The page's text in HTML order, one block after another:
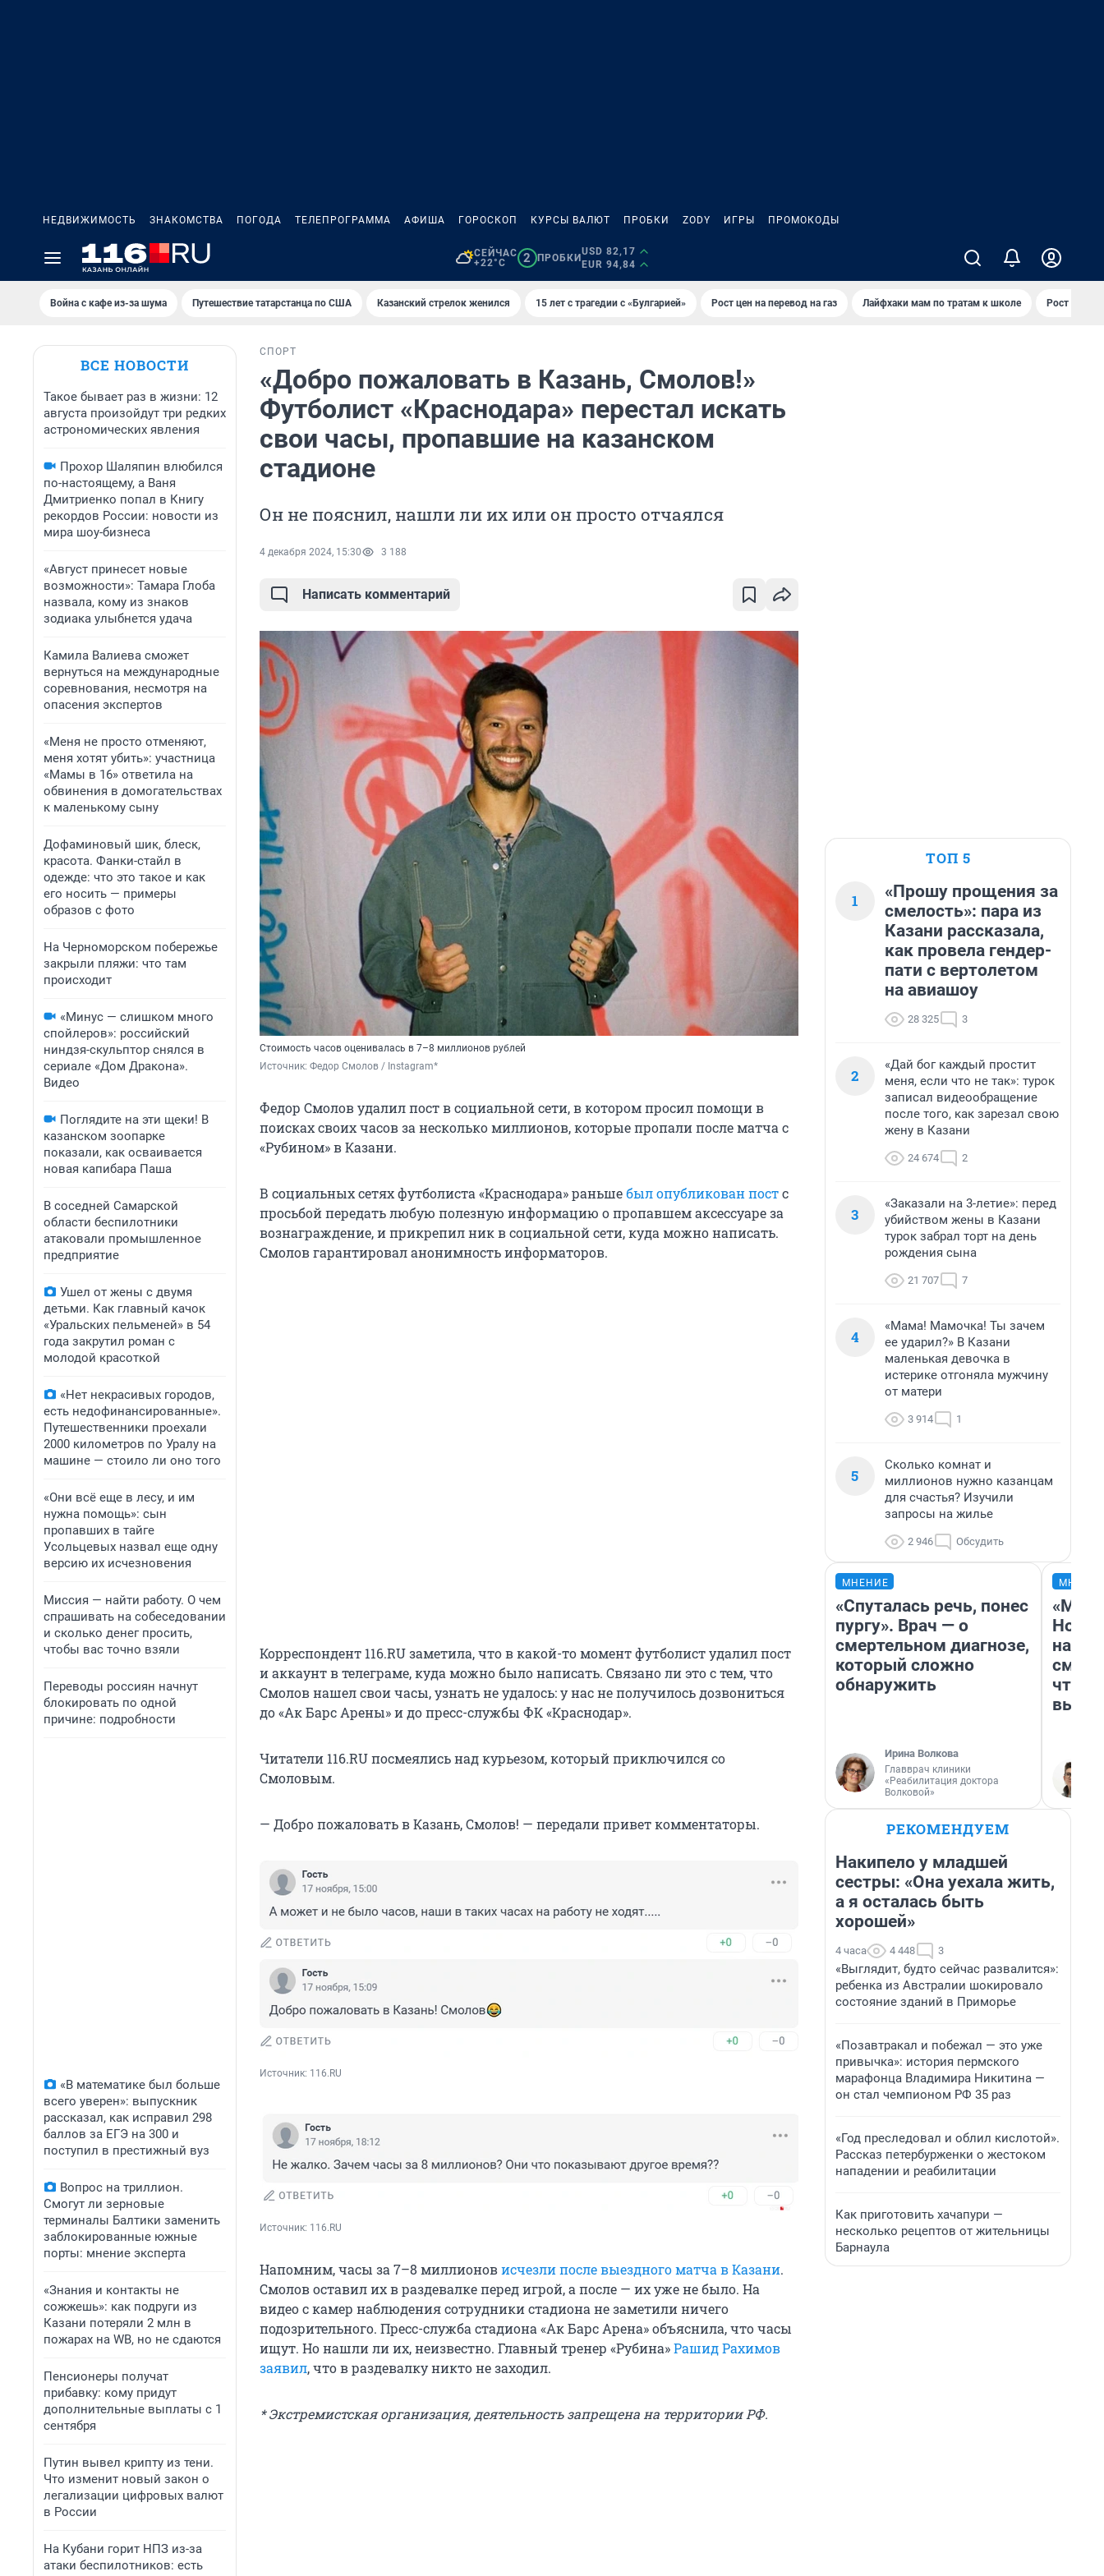
НЕДВИЖИМОСТЬ ЗНАКОМСТВА ПОГОДА ТЕЛЕПРОГРАММА АФИША ГОРОСКОП КУРСЫ ВАЛЮТ ПРОБКИ ZODY ИГРЫ ПРОМОКОДЫ
СЕЙЧАС
+22°C
2 ПРОБКИ
USD 82,17
EUR 94,84
Война с кафе из-за шума Путешествие татарстанца по США Казанский стрелок женился 15 лет с трагедии с «Булгарией» Рост цен на перевод на газ Лайфхаки мам по тратам к школе Рост цен на
ВСЕ НОВОСТИ
Такое бывает раз в жизни: 12
августа произойдут три редких
астрономических явления
Прохор Шаляпин влюбился
по-настоящему, а Ваня
Дмитриенко попал в Книгу
рекордов России: новости из
мира шоу-бизнеса
«Август принесет новые
возможности»: Тамара Глоба
назвала, кому из знаков
зодиака улыбнется удача
Камила Валиева сможет
вернуться на международные
соревнования, несмотря на
опасения экспертов
«Меня не просто отменяют,
меня хотят убить»: участница
«Мамы в 16» ответила на
обвинения в домогательствах
к маленькому сыну
Дофаминовый шик, блеск,
красота. Фанки-стайл в
одежде: что это такое и как
его носить — примеры
образов с фото
На Черноморском побережье
закрыли пляжи: что там
происходит
«Минус — слишком много
спойлеров»: российский
ниндзя-скульптор снялся в
сериале «Дом Дракона».
Видео
Поглядите на эти щеки! В
казанском зоопарке
показали, как осваивается
новая капибара Паша
В соседней Самарской
области беспилотники
атаковали промышленное
предприятие
Ушел от жены с двумя
детьми. Как главный качок
«Уральских пельменей» в 54
года закрутил роман с
молодой красоткой
«Нет некрасивых городов,
есть недофинансированные».
Путешественники проехали
2000 километров по Уралу на
машине — стоило ли оно того
«Они всё еще в лесу, и им
нужна помощь»: сын
пропавших в тайге
Усольцевых назвал еще одну
версию их исчезновения
Миссия — найти работу. О чем
спрашивать на собеседовании
и сколько денег просить,
чтобы вас точно взяли
Переводы россиян начнут
блокировать по одной
причине: подробности
«В математике был больше
всего уверен»: выпускник
рассказал, как исправил 298
баллов за ЕГЭ на 300 и
поступил в престижный вуз
Вопрос на триллион.
Смогут ли зерновые
терминалы Балтики заменить
заблокированные южные
порты: мнение эксперта
«Знания и контакты не
сожжешь»: как подруги из
Казани потеряли 2 млн в
пожарах на WB, но не сдаются
Пенсионеры получат
прибавку: кому придут
дополнительные выплаты с 1
сентября
Путин вывел крипту из тени.
Что изменит новый закон о
легализации цифровых валют
в России
На Кубани горит НПЗ из-за
атаки беспилотников: есть
СПОРТ
«Добро пожаловать в Казань, Смолов!»
Футболист «Краснодара» перестал искать
свои часы, пропавшие на казанском
стадионе
Он не пояснил, нашли ли их или он просто отчаялся
4 декабря 2024, 15:30 3 188
Написать комментарий
Стоимость часов оценивалась в 7–8 миллионов рублей
Источник: Федор Смолов / Instagram*
Федор Смолов удалил пост в социальной сети, в котором просил помощи в
поисках своих часов за несколько миллионов, которые пропали после матча с
«Рубином» в Казани.
В социальных сетях футболиста «Краснодара» раньшебыл опубликован постс
просьбой передать любую полезную информацию о пропавшем аксессуаре за
вознаграждение, и прикрепил ник в социальной сети, куда можно написать.
Смолов гарантировал анонимность информаторов.
Корреспондент 116.RU заметила, что в какой-то момент футболист удалил пост
и аккаунт в телеграме, куда можно было написать. Связано ли это с тем, что
Смолов нашел свои часы, узнать не удалось: у нас не получилось дозвониться
до «Ак Барс Арены» и до пресс-службы ФК «Краснодар».
Читатели 116.RU посмеялись над курьезом, который приключился со
Смоловым.
— Добро пожаловать в Казань, Смолов! — передали привет комментаторы.
Источник: 116.RU
Источник: 116.RU
Напомним, часы за 7–8 миллионовисчезли после выездного матча в Казани.
Смолов оставил их в раздевалке перед игрой, а после — их уже не было. На
видео с камер наблюдения сотрудники стадиона не заметили ничего
подозрительного. Пресс-служба стадиона «Ак Барс Арена» объяснила, что часы
ищут. Но нашли ли их, неизвестно. Главный тренер «Рубина»Рашид Рахимов
заявил, что в раздевалку никто не заходил.
* Экстремистская организация, деятельность запрещена на территории РФ.
ТОП 5
1
«Прошу прощения за
смелость»: пара из
Казани рассказала,
как провела гендер-
пати с вертолетом
на авиашоу
28 325 3
2
«Дай бог каждый простит
меня, если что не так»: турок
записал видеообращение
после того, как зарезал свою
жену в Казани
24 674 2
3
«Заказали на 3-летие»: перед
убийством жены в Казани
турок забрал торт на день
рождения сына
21 707 7
4
«Мама! Мамочка! Ты зачем
ее ударил?» В Казани
маленькая девочка в
истерике отгоняла мужчину
от матери
3 914 1
5
Сколько комнат и
миллионов нужно казанцам
для счастья? Изучили
запросы на жилье
2 946 Обсудить
МНЕНИЕ
«Спуталась речь, понес
пургу». Врач — о
смертельном диагнозе,
который сложно
обнаружить
Ирина Волкова
Главврач клиники
«Реабилитация доктора
Волковой»
«Мы
РЕКОМЕНДУЕМ
Накипело у младшей
сестры: «Она уехала жить,
а я осталась быть
хорошей»
4 часа 4 448 3
«Выглядит, будто сейчас развалится»:
ребенка из Австралии шокировало
состояние зданий в Приморье
«Позавтракал и побежал — это уже
привычка»: история пермского
марафонца Владимира Никитина —
он стал чемпионом РФ 35 раз
«Год преследовал и облил кислотой».
Рассказ петербурженки о жестоком
нападении и реабилитации
Как приготовить хачапури —
несколько рецептов от жительницы
Барнаула